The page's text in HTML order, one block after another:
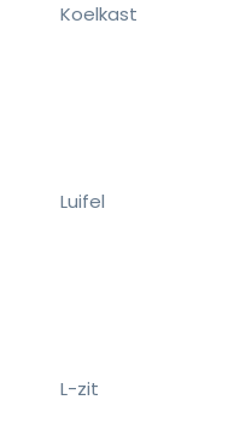
Koelkast
Luifel
L-zit